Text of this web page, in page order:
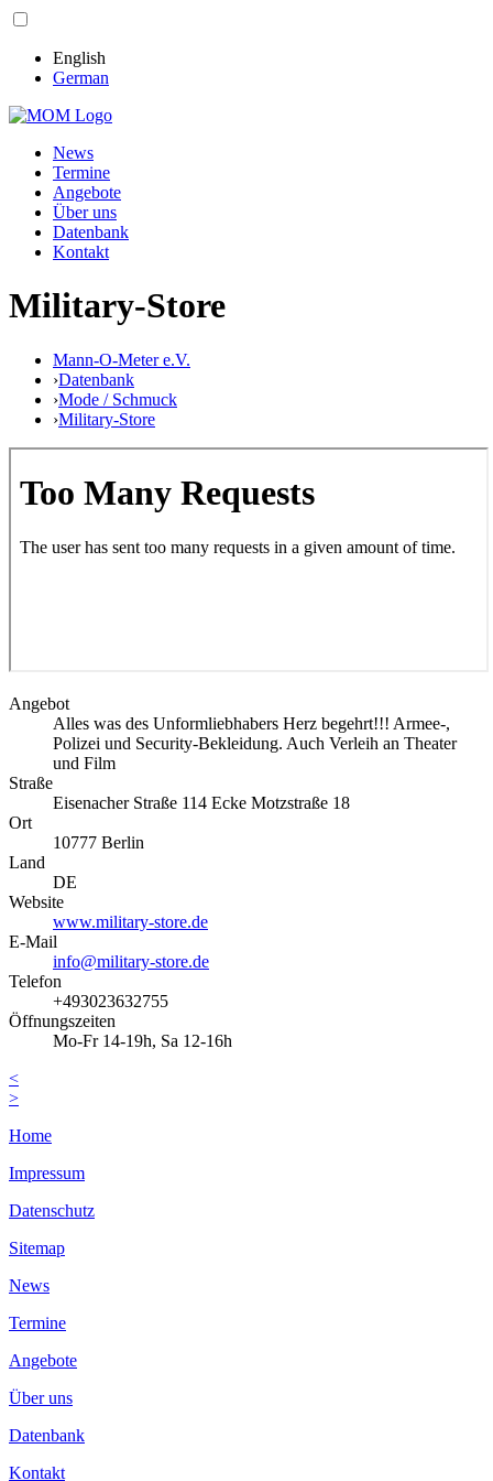
English
German
News
Termine
Angebote
Über uns
Datenbank
Kontakt
Military-Store
Mann-O-Meter e.V.
›Datenbank
›Mode / Schmuck
›Military-Store
Angebot
Alles was des Unformliebhabers Herz begehrt!!! Armee-,
Polizei und Security-Bekleidung. Auch Verleih an Theater
und Film
Straße
Eisenacher Straße 114 Ecke Motzstraße 18
Ort
10777 Berlin
Land
DE
Website
www.military-store.de
E-Mail
info@military-store.de
Telefon
+493023632755
Öffnungszeiten
Mo-Fr 14-19h, Sa 12-16h
<
>
Home
Impressum
Datenschutz
Sitemap
News
Termine
Angebote
Über uns
Datenbank
Kontakt